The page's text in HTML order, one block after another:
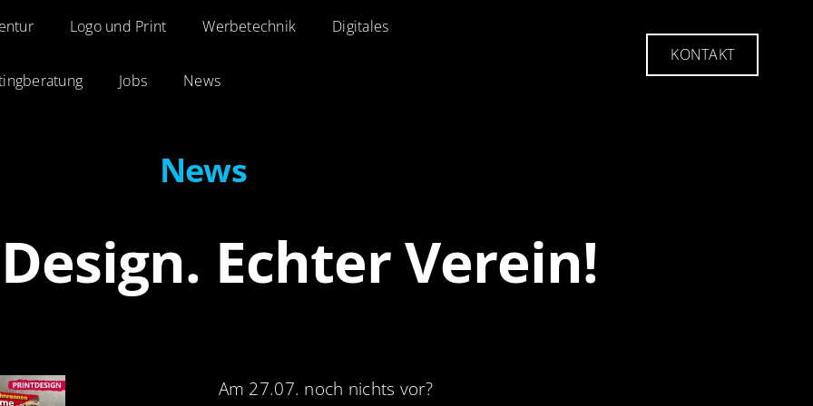
Logo und Print Werbetechnik Digitales
Jobs News
KONTAKT
Logo und Print Werbetechnik Digitales
Jobs News
KONTAKT
News
Echter Verein!
Am 27.07. noch nichts vor? ⠀⠀⠀⠀⠀⠀⠀⠀⠀